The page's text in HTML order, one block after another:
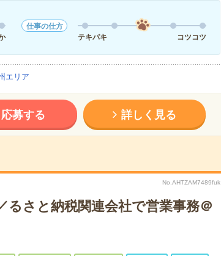
仕事の仕方
テキパキ
コツコツ
エリア
応募する 詳しく見る
No.AHTZAM7489fuk
るさと納税関連会社で営業事務＠